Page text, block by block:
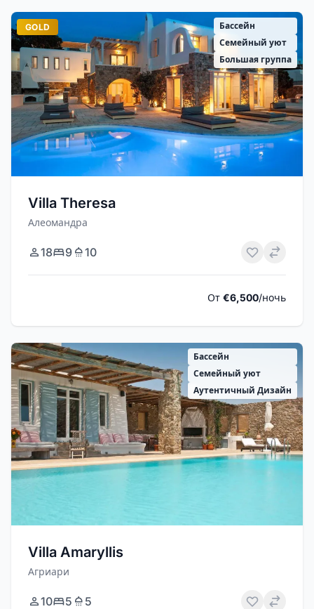
GOLD
Бассейн
Семейный уют
Большая группа
Villa Theresa
Алеомандра
18 9 10
От €6,500/ночь
Бассейн
Семейный уют
Аутентичный Дизайн
Villa Amaryllis
Агриари
10 5 5